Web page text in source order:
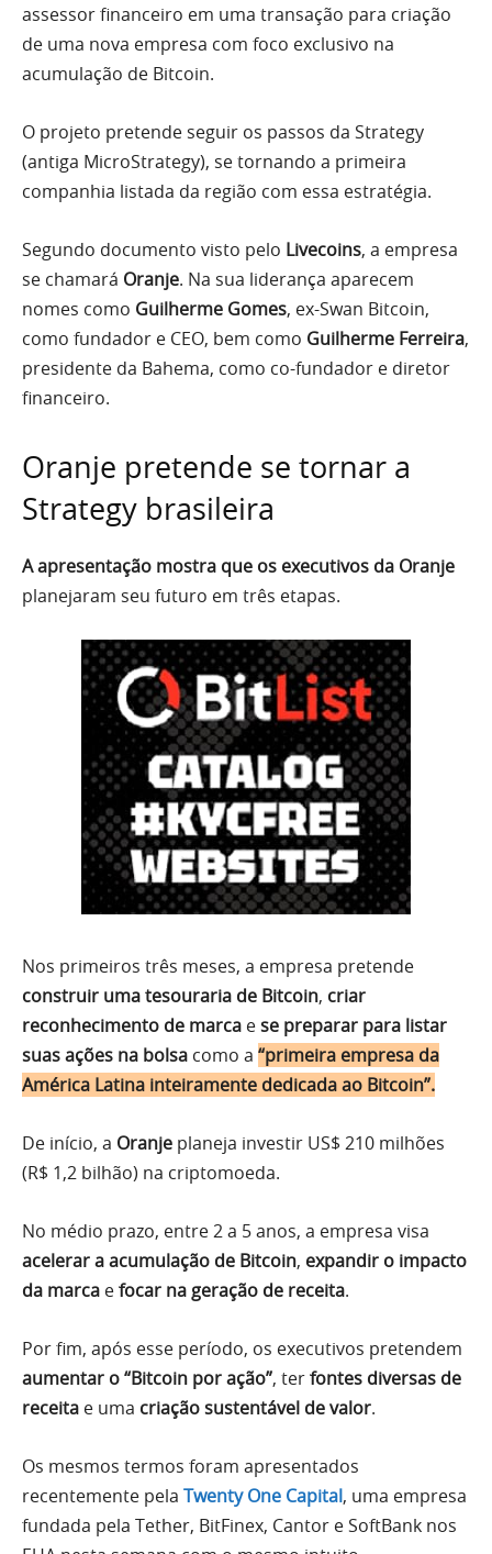
assessor financeiro em uma transação para criação
de uma nova empresa com foco exclusivo na
acumulação de Bitcoin.
O projeto pretende seguir os passos da Strategy
(antiga MicroStrategy), se tornando a primeira
companhia listada da região com essa estratégia.
Segundo documento visto pelo Livecoins, a empresa
se chamará Oranje. Na sua liderança aparecem
nomes como Guilherme Gomes, ex-Swan Bitcoin,
como fundador e CEO, bem como Guilherme Ferreira,
presidente da Bahema, como co-fundador e diretor
financeiro.
Oranje pretende se tornar a
Strategy brasileira
A apresentação mostra que os executivos da Oranje
planejaram seu futuro em três etapas.
Nos primeiros três meses, a empresa pretende
construir uma tesouraria de Bitcoin, criar
reconhecimento de marca ese preparar para listar
suas ações na bolsa como a “primeira empresa da
América Latina inteiramente dedicada ao Bitcoin”.
De início, a Oranje planeja investir US$ 210 milhões
(R$ 1,2 bilhão) na criptomoeda.
No médio prazo, entre 2 a 5 anos, a empresa visa
acelerar a acumulação de Bitcoin, expandir o impacto
da marca efocar na geração de receita.
Por fim, após esse período, os executivos pretendem
aumentar o “Bitcoin por ação”, terfontes diversas de
receita e uma criação sustentável de valor.
Os mesmos termos foram apresentados
recentemente pela Twenty One Capital, uma empresa
fundada pela Tether, BitFinex, Cantor e SoftBank nos